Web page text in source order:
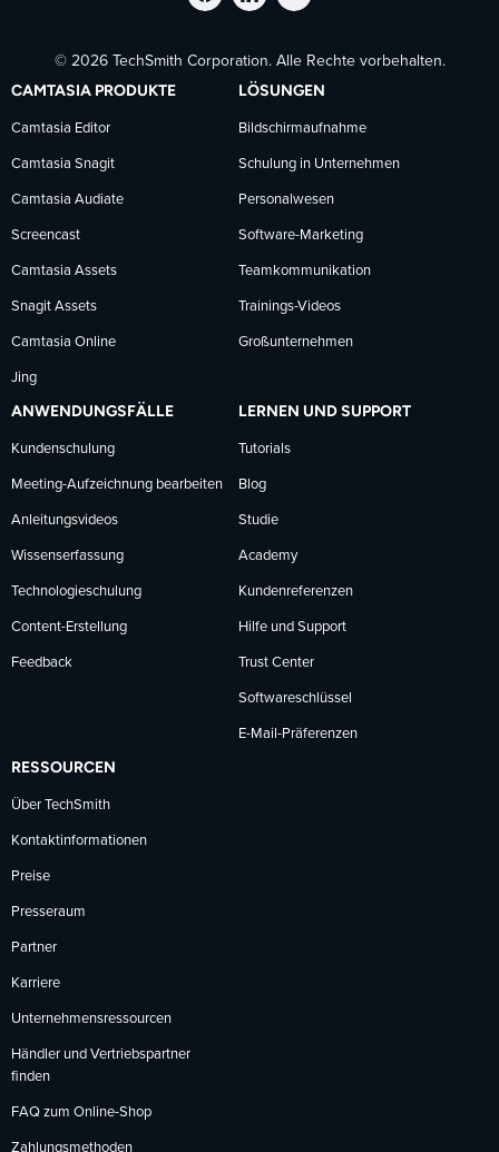
TechSmith
auf
Facebook
folgen
TechSmith
auf
LinkedIn
folgen
TechSmith
auf
YouTube
folgen
© 2026 TechSmith Corporation. Alle Rechte vorbehalten.
CAMTASIA PRODUKTE
Camtasia Editor
Camtasia Snagit
Camtasia Audiate
Screencast
Camtasia Assets
Snagit Assets
Camtasia Online
Jing
LÖSUNGEN
Bildschirmaufnahme
Schulung in Unternehmen
Personalwesen
Software-Marketing
Teamkommunikation
Trainings-Videos
Großunternehmen
ANWENDUNGSFÄLLE
Kundenschulung
Meeting-Aufzeichnung bearbeiten
Anleitungsvideos
Wissenserfassung
Technologieschulung
Content-Erstellung
Feedback
LERNEN UND SUPPORT
Tutorials
Blog
Studie
Academy
Kundenreferenzen
Hilfe und Support
Trust Center
Softwareschlüssel
E-Mail-Präferenzen
RESSOURCEN
Über TechSmith
Kontaktinformationen
Preise
Presseraum
Partner
Karriere
Unternehmensressourcen
Händler und Vertriebspartner
finden
FAQ zum Online-Shop
Zahlungsmethoden